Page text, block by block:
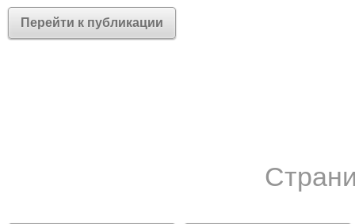
Перейти к публикации